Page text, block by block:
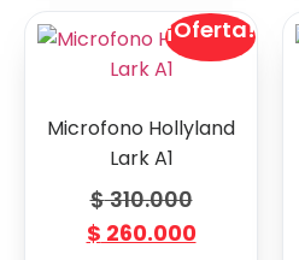
¡Oferta!
Microfono Hollyland
Lark A1
$310.000
$ 260.000